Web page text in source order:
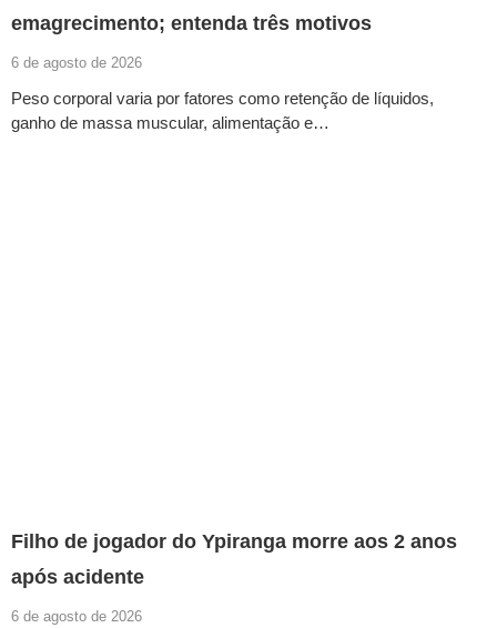
emagrecimento; entenda três motivos
6 de agosto de 2026
Peso corporal varia por fatores como retenção de líquidos,
ganho de massa muscular, alimentação e…
Filho de jogador do Ypiranga morre aos 2 anos
após acidente
6 de agosto de 2026